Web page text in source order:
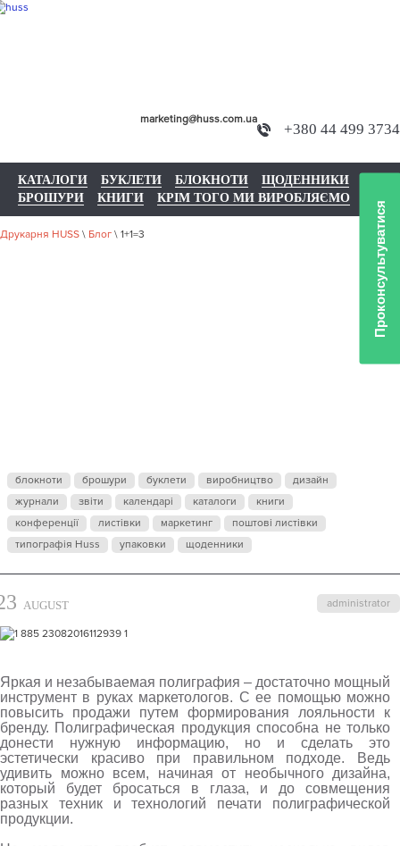
+380 44 499 3734
marketing@huss.com.ua
КАТАЛОГИ БУКЛЕТИ БЛОКНОТИ
ЩОДЕННИКИ
БРОШУРИ
КНИГИ КРІМ ТОГО МИ ВИРОБЛЯЄМО
Друкарня HUSS \ Блог \ 1+1=3
блокноти брошури буклети виробництво
дизайн
журнали
звіти календарі каталоги
книги
конференції
листівки маркетинг
поштові листівки
типографія Huss
упаковки щоденники
administrator
AUGUST
Яркая и незабываемая полиграфия – достаточно мощный
инструмент в руках маркетологов. С ее помощью можно
повысить продажи путем формирования лояльности к
бренду. Полиграфическая продукция способна не только
донести нужную информацию, но и сделать это
эстетически красиво при правильном подходе. Ведь
удивить можно всем, начиная от необычного дизайна,
который будет бросаться в глаза, и до совмещения
разных техник и технологий печати полиграфической
продукции.
Проконсультуватися